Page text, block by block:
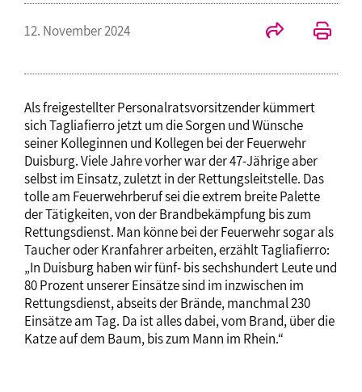
12. November 2024
Als freigestellter Personalratsvorsitzender kümmert
sich Tagliafierro jetzt um die Sorgen und Wünsche
seiner Kolleginnen und Kollegen bei der Feuerwehr
Duisburg. Viele Jahre vorher war der 47-Jährige aber
selbst im Einsatz, zuletzt in der Rettungsleitstelle. Das
tolle am Feuerwehrberuf sei die extrem breite Palette
der Tätigkeiten, von der Brandbekämpfung bis zum
Rettungsdienst. Man könne bei der Feuerwehr sogar als
Taucher oder Kranfahrer arbeiten, erzählt Tagliafierro:
„In Duisburg haben wir fünf- bis sechshundert Leute und
80 Prozent unserer Einsätze sind im inzwischen im
Rettungsdienst, abseits der Brände, manchmal 230
Einsätze am Tag. Da ist alles dabei, vom Brand, über die
Katze auf dem Baum, bis zum Mann im Rhein.“